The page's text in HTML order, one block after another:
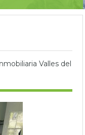
Valles del